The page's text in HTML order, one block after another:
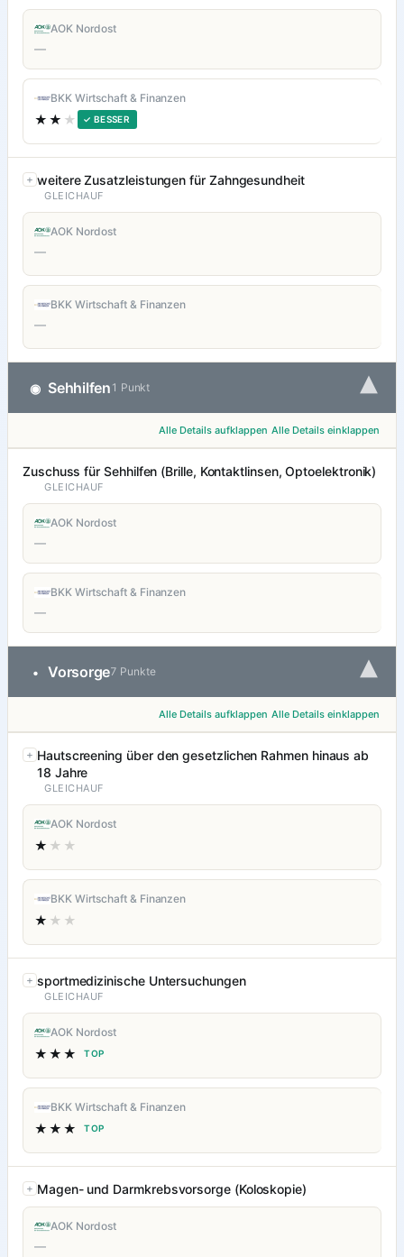
AOK Nordost
—
BKK Wirtschaft & Finanzen
★★ ★ ✓ BESSER
weitere Zusatzleistungen für Zahngesundheit
GLEICHAUF
AOK Nordost
—
BKK Wirtschaft & Finanzen
—
◉ Sehhilfen 1 Punkt ▾
Alle Details aufklappen Alle Details einklappen
Zuschuss für Sehhilfen (Brille, Kontaktlinsen, Optoelektronik)
GLEICHAUF
AOK Nordost
—
BKK Wirtschaft & Finanzen
—
• Vorsorge7 Punkte ▾
Alle Details aufklappen Alle Details einklappen
Hautscreening über den gesetzlichen Rahmen hinaus ab
18 Jahre
GLEICHAUF
AOK Nordost
★ ★★
BKK Wirtschaft & Finanzen
★ ★★
sportmedizinische Untersuchungen
GLEICHAUF
AOK Nordost
★★★ TOP
BKK Wirtschaft & Finanzen
★★★ TOP
Magen- und Darmkrebsvorsorge (Koloskopie)
AOK Nordost
—